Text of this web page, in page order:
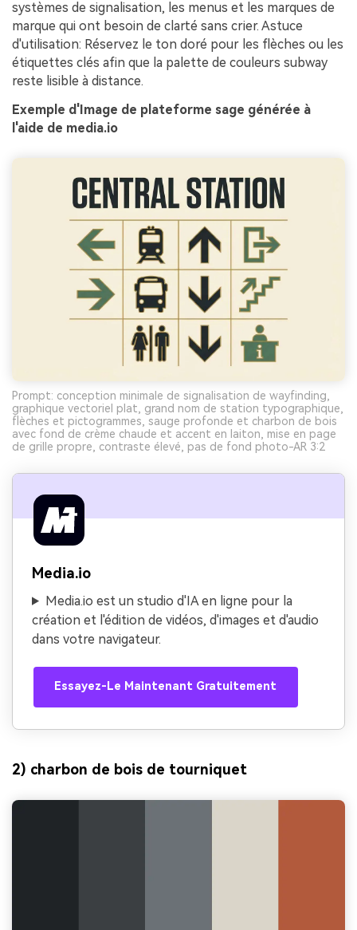
systèmes de signalisation, les menus et les marques de
marque qui ont besoin de clarté sans crier. Astuce
d'utilisation: Réservez le ton doré pour les flèches ou les
étiquettes clés afin que la palette de couleurs subway
reste lisible à distance.
Exemple d'Image de plateforme sage générée à
l'aide de media.io
Prompt: conception minimale de signalisation de wayfinding,
graphique vectoriel plat, grand nom de station typographique,
flèches et pictogrammes, sauge profonde et charbon de bois
avec fond de crème chaude et accent en laiton, mise en page
de grille propre, contraste élevé, pas de fond photo-AR 3:2
Media.io
Media.io est un studio d'IA en ligne pour la
création et l'édition de vidéos, d'images et d'audio
dans votre navigateur.
Essayez-Le Maintenant Gratuitement
2) charbon de bois de tourniquet